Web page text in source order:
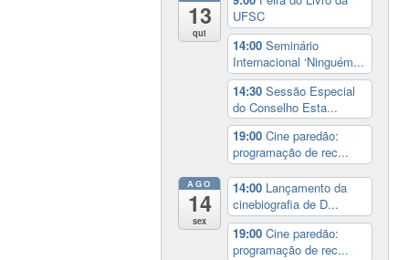
13
qui
UFSC
14:00Seminário
Internacional ‘Ninguém...
14:30Sessão Especial
do Conselho Esta...
19:00Cine paredão:
programação de rec...
AGO
14
sex
14:00 Lançamento da
cinebiografia de D...
19:00Cine paredão:
programação de rec...